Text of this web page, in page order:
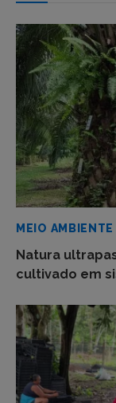
MEIO AMBIENTE
Natura
cultivado em